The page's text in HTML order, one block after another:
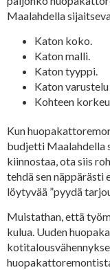
Maalahdella
Katon koko.
Katon malli.
Katon tyyppi.
Katon
Kohteen
Kun
budjetti Maalahdella
kiinnostaa, ota siis
tehdä sen näppärästi
löytyvää ”pyydä
Muistathan, että
kulua. Uuden